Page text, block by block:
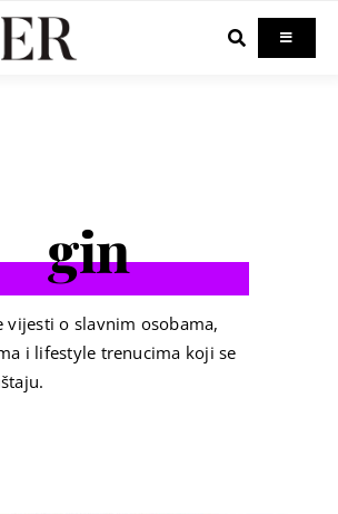
Toggle
gin
vijesti o slavnim osobama,
i lifestyle trenucima koji se